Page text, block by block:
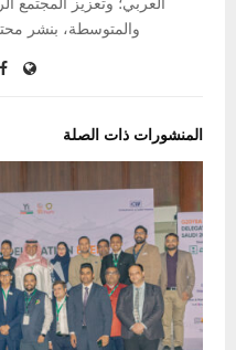
العربي؛ وتعزيز المجتمع
والمتوسطة، بنشر
المنشورات ذات الصلة